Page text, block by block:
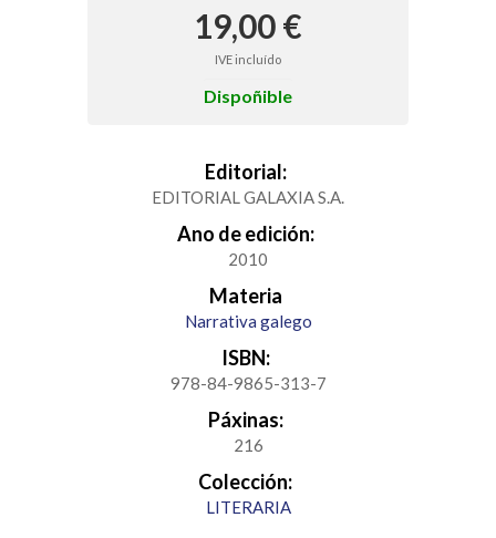
19,00 €
IVE incluído
Dispoñible
Editorial:
EDITORIAL GALAXIA S.A.
Ano de edición:
2010
Materia
Narrativa galego
ISBN:
978-84-9865-313-7
Páxinas:
216
Colección:
LITERARIA